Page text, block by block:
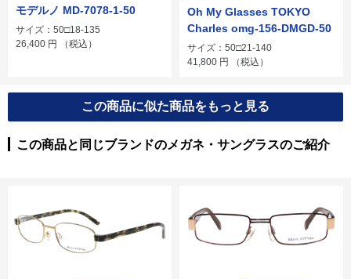
モデルノ MD-7078-1-50
サイズ：50□18-135
26,400 円 （税込）
Oh My Glasses TOKYO
Charles omg-156-DMGD-50
サイズ：50□21-140
41,800 円 （税込）
この商品に似た商品をもっと見る
この商品と同じブランドのメガネ・サングラスのご紹介